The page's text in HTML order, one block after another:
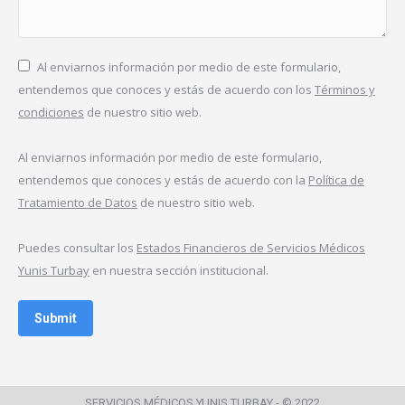
Al enviarnos información por medio de este formulario,
entendemos que conoces y estás de acuerdo con los Términos y
condiciones de nuestro sitio web.
Al enviarnos información por medio de este formulario,
entendemos que conoces y estás de acuerdo con la Política de
Tratamiento de Datos de nuestro sitio web.
Puedes consultar los Estados Financieros de Servicios Médicos
Yunis Turbay en nuestra sección institucional.
Submit